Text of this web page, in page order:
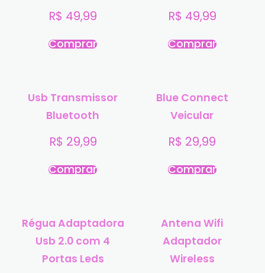
R$ 49,99
Comprar
R$ 49,99
Comprar
Usb Transmissor
Bluetooth
R$ 29,99
Comprar
Blue Connect
Veicular
R$ 29,99
Comprar
Régua Adaptadora
Usb 2.0 com 4
Portas Leds
Antena Wifi
Adaptador
Wireless